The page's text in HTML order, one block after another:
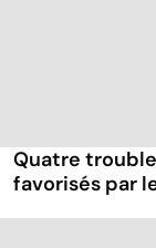
Quatre
favorisés par